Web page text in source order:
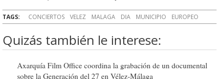
TAGS: CONCIERTOS VELEZ MALAGA DIA MUNICIPIO EUROPEO
Quizás también le interese:
Axarquía Film Office coordina la grabación de un documental
sobre la Generación del 27 en Vélez-Málaga